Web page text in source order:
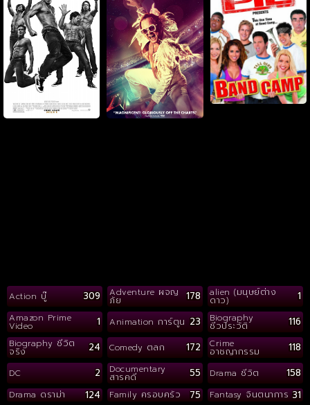
Action บู๊ 309 Adventure ผจญ
ภัย 178 alien (มนุษย์ต่าง
ดาว) 1
Amazon Prime
Video 1 Animation การ์ตูน 23 Biography
ชีวประวัติ 116
Biography ชีวิต
จริง 24 Comedy ตลก 172 Crime
อาชญากรรม 118
DC 2 Documentary
สารคดี 55 Drama ชีวิต 158
Drama ดราม่า 124 Family ครอบครัว 75 Fantasy จินตนาการ 31